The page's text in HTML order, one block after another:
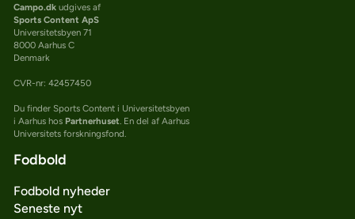
Campo.dkudgives af
Sports Content ApS
Universitetsbyen 71
8000 Aarhus C
Denmark
CVR-nr: 42457450
Du finder Sports Content i Universitetsbyen
i Aarhus hos Partnerhuset. En del af Aarhus
Universitets forskningsfond.
Fodbold
Fodbold nyheder
Seneste nyt